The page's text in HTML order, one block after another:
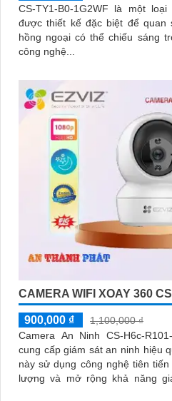
CS-TY1-B0-1G2WF là một
được thiết kế đặc biệt để quan
hồng ngoại có thể chiếu sáng
công nghệ...
CAMERA WIFI XOAY 360
900,000 ₫
1,100,000 ₫
Camera An Ninh CS-H6c-
cung cấp giám sát an ninh hiệu quả
này sử dụng công nghệ tiên
lượng và mở rộng khả năng